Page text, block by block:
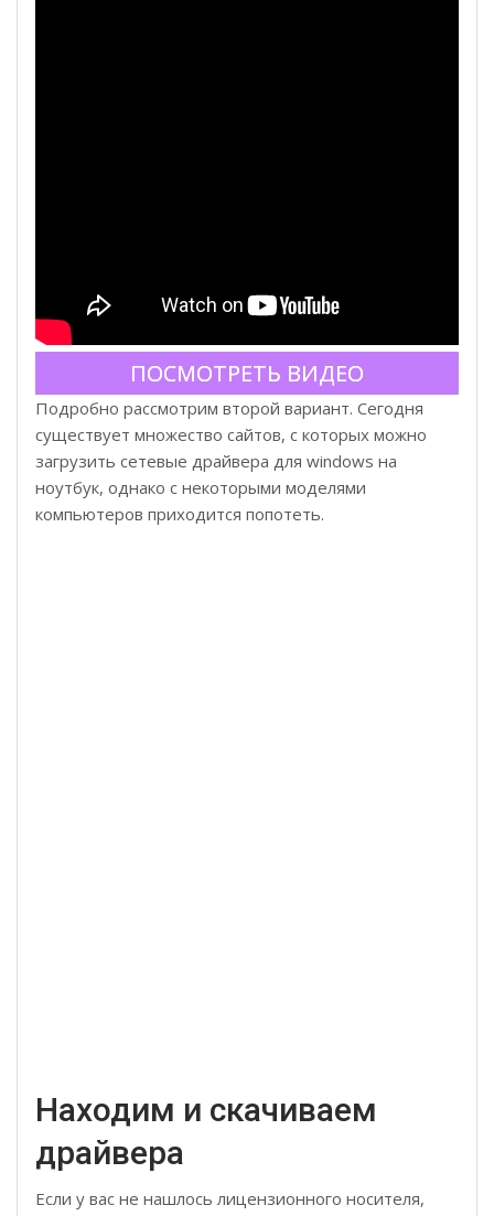
ПОСМОТРЕТЬ ВИДЕО
Подробно рассмотрим второй вариант. Сегодня
существует множество сайтов, с которых можно
загрузить сетевые драйвера для windows на
ноутбук, однако с некоторыми моделями
компьютеров приходится попотеть.
Находим и скачиваем
драйвера
Если у вас не нашлось лицензионного носителя,